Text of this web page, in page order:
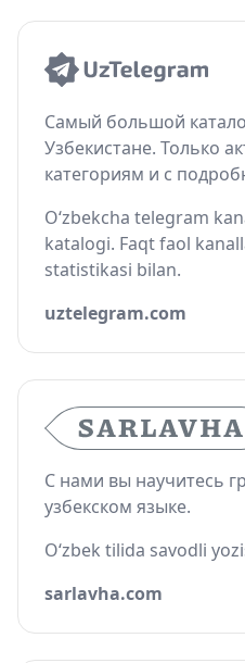
Самый большой
Узбекистане. Только
категориям и с
O‘zbekcha telegram
katalogi. Faqt faol
statistikasi bilan.
uztelegram.com
С нами вы научитесь
узбекском языке.
O‘zbek tilida savodli
sarlavha.com